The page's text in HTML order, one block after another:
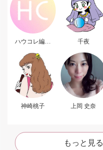
ハウコレ編集
千夜
神崎桃子 上岡 史奈
もっと見る